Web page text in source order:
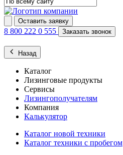
Оставить заявку
8 800 222 0 555 Заказать звонок
Назад
Каталог
Лизинговые продукты
Сервисы
Лизингополучателям
Компания
Калькулятор
Каталог новой техники
Каталог техники с пробегом